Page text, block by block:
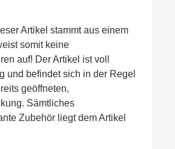
Artikel stammt aus einem
somit keine
auf! Der Artikel ist voll
und befindet sich in der Regel
geöffneten,
Sämtliches
Zubehör liegt dem Artikel